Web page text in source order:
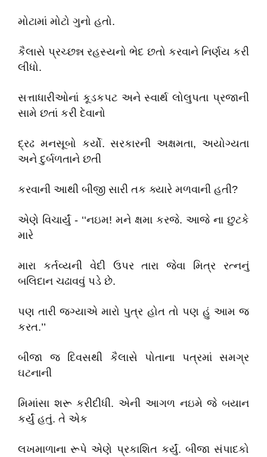
મોટામાં મોટો ગુનો હતો.
કૈલાસે પ્રચ્છન્ન રહસ્યનો ભેદ છતો કરવાને નિર્ણય કરી
લીધો.
સત્તાધારીઓનાં કૂડકપટ અને સ્વાર્થ લોલુપતા પ્રજાની
સામે છતાં કરી દેવાનો
દ્રઢ મનસૂબો કર્યો. સરકારની અક્ષમતા, અયોગ્યતા
અને દુર્બળતાને છતી
કરવાની આથી બીજી સારી તક ક્યારે મળવાની હતી?
એણે વિચાર્યું - ‘‘નઇમ! મને ક્ષમા કરજે. આજે ના છુટકે
મારે
મારા કર્તવ્યની વેદી ઉપર તારા જેવા મિત્ર રત્નનું
બલિદાન ચઢાવવું પડે છે.
પણ તારી જગ્યાએ મારો પુત્ર હોત તો પણ હું આમ જ
કરત.’’
બીજા જ દિવસથી કૈલાસે પોતાના પત્રમાં સમગ્ર
ઘટનાની
મિમાંસા શરૂ કરીદીધી. એની આગળ નઇમે જે બયાન
કર્યું હતું. તે એક
લખમાળાના રૂપે એણે પ્રકાશિત કર્યું. બીજા સંપાદકો